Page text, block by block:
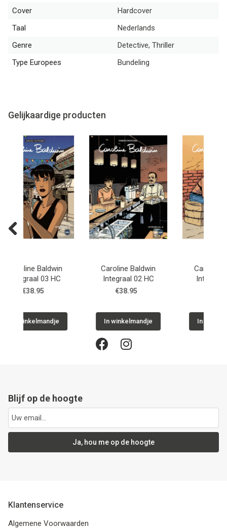
Cover
Hardcover
Taal
Nederlands
Genre
Detective, Thriller
Type Europees
Bundeling
Gelijkaardige producten
02 HC
Caroline Baldwin
Integraal 01 HC
In winkelmandje
Miss Tattoo 01 SC - De
Erfgenaam
In winkelmandje
Blijf op de hoogte
Ja, hou me op de hoogte
Klantenservice
Algemene Voorwaarden